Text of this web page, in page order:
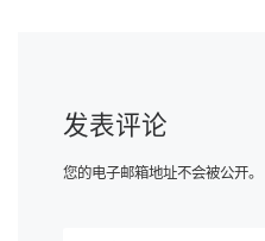
发表评论
您的电子邮箱地址不会被公开。